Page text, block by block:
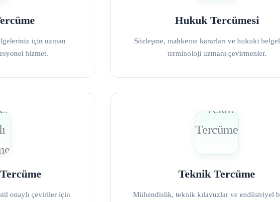
için uzman
hizmet.
Hukuk Tercümesi
Sözleşme, mahkeme kararları ve hukuki
terminoloji uzmanı çevirmenler.
onaylı çeviriler için
Teknik Tercüme
Mühendislik, teknik kılavuzlar ve endüstriyel